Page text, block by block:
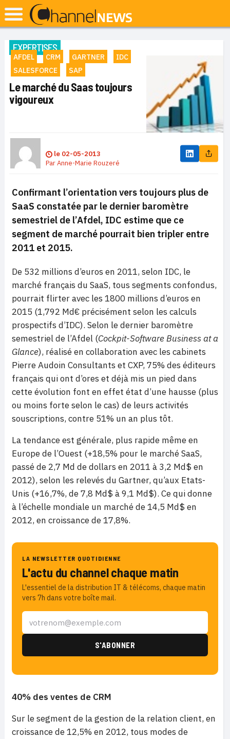
EXPERTISES
AFDEL CRM GARTNER
IDC
SALESFORCE
SAP
Le marché du Saas toujours
vigoureux
le 02-05-2013
ParAnne-Marie Rouzeré
Confirmant l’orientation vers toujours plus de
SaaS constatée par le dernier baromètre
semestriel de l’Afdel, IDC estime que ce
segment de marché pourrait bien tripler entre
2011 et 2015.
De 532 millions d’euros en 2011, selon IDC, le
marché français du SaaS, tous segments confondus,
pourrait flirter avec les 1800 millions d’euros en
2015 (1,792 Md€ précisément selon les calculs
prospectifs d’IDC). Selon le dernier baromètre
semestriel de l’Afdel (Cockpit-Software Business at a
Glance), réalisé en collaboration avec les cabinets
Pierre Audoin Consultants et CXP, 75% des éditeurs
français qui ont d’ores et déjà mis un pied dans
cette évolution font en effet état d’une hausse (plus
ou moins forte selon le cas) de leurs activités
souscriptions, contre 51% un an plus tôt.
La tendance est générale, plus rapide même en
Europe de l’Ouest (+18,5% pour le marché SaaS,
passé de 2,7 Md de dollars en 2011 à 3,2 Md$ en
2012), selon les relevés du Gartner, qu’aux Etats-
Unis (+16,7%, de 7,8 Md$ à 9,1 Md$). Ce qui donne
à l’échelle mondiale un marché de 14,5 Md$ en
2012, en croissance de 17,8%.
LA NEWSLETTER QUOTIDIENNE
L'actu du channel chaque matin
L'essentiel de la distribution IT & télécoms, chaque matin
vers 7h dans votre boîte mail.
40% des ventes de CRM
Sur le segment de la gestion de la relation client, en
croissance de 12,5% en 2012, tous modes de